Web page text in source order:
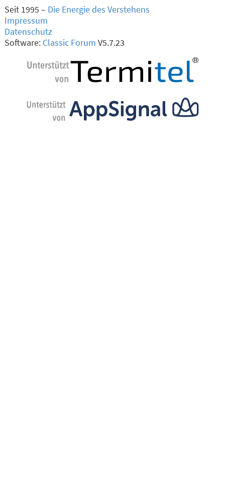
Seit 1995 – Die Energie des Verstehens
Impressum
Datenschutz
Software: Classic Forum V5.7.23